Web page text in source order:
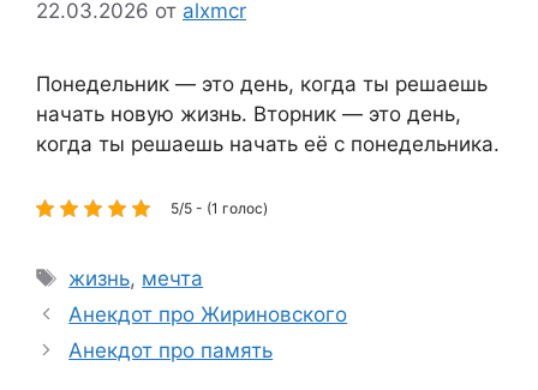
22.03.2026 от alxmcr
Понедельник — это день, когда ты решаешь
начать новую жизнь. Вторник — это день,
когда ты решаешь начать её с понедельника.
5/5 - (1 голос)
Метки
жизнь, мечта
Анекдот про Жириновского
Анекдот про память